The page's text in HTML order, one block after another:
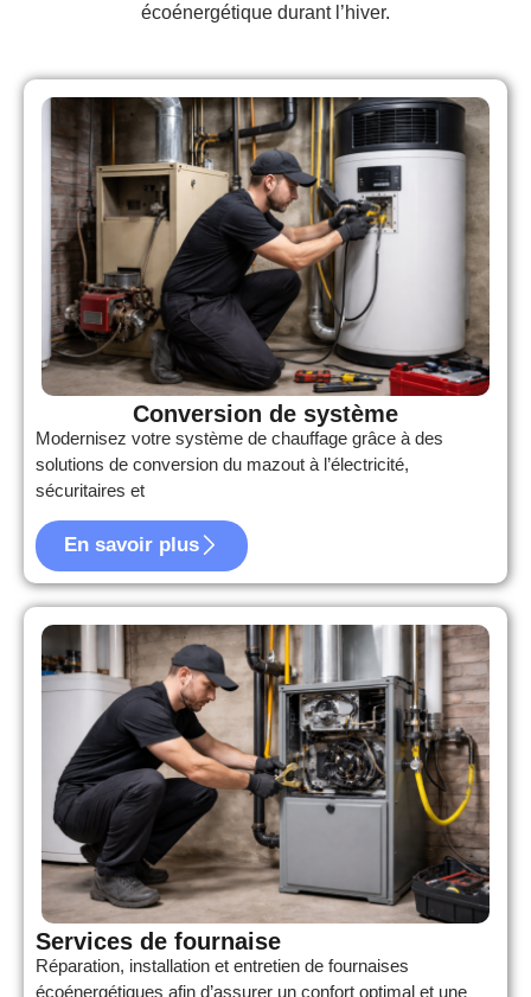
écoénergétique durant l’hiver.
Conversion de système
Modernisez votre système de chauffage grâce à des
solutions de conversion du mazout à l’électricité,
sécuritaires et
En savoir plus
Services de fournaise
Réparation, installation et entretien de fournaises
écoénergétiques afin d’assurer un confort optimal et une